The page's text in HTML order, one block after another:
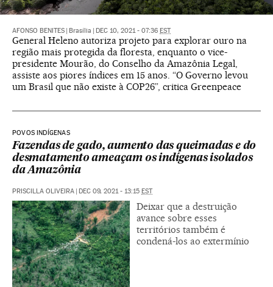
AFONSO BENITES Brasília DEC 10, 2021 - 07:36 EST
General Heleno autoriza projeto para explorar ouro na
região mais protegida da floresta, enquanto o vice-
presidente Mourão, do Conselho da Amazônia Legal,
assiste aos piores índices em 15 anos. “O Governo levou
um Brasil que não existe à COP26”, critica Greenpeace
POVOS INDÍGENAS
Fazendas de gado, aumento das queimadas e do
desmatamento ameaçam os indígenas isolados
da Amazônia
PRISCILLA OLIVEIRA DEC 09, 2021 - 13:15 EST
Deixar que a destruição
avance sobre esses
territórios também é
condená-los ao extermínio